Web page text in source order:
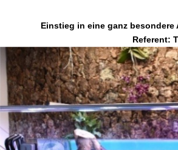
Einstieg in eine ganz besondere
Referent: